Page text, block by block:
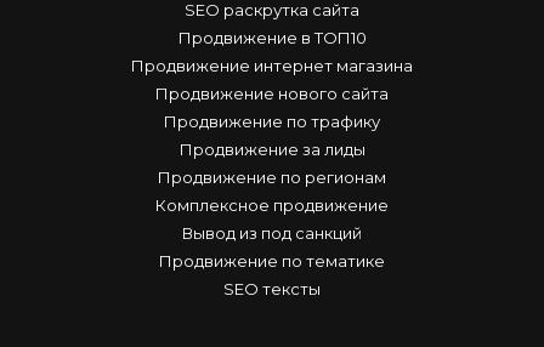
SEO раскрутка сайта
Продвижение в ТОП10
Продвижение интернет магазина
Продвижение нового сайта
Продвижение по трафику
Продвижение за лиды
Продвижение по регионам
Комплексное продвижение
Вывод из под санкций
Продвижение по тематике
SEO тексты